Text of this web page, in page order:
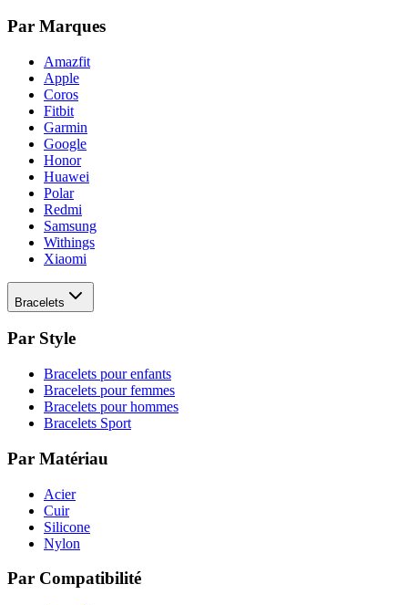
Par Marques
Amazfit
Apple
Coros
Fitbit
Garmin
Google
Honor
Huawei
Polar
Redmi
Samsung
Withings
Xiaomi
Bracelets
Par Style
Bracelets pour enfants
Bracelets pour femmes
Bracelets pour hommes
Bracelets Sport
Par Matériau
Acier
Cuir
Silicone
Nylon
Par Compatibilité